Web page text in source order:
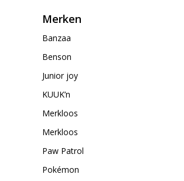
Merken
Banzaa
Benson
Junior joy
KUUK’n
Merkloos
Merkloos
Paw Patrol
Pokémon